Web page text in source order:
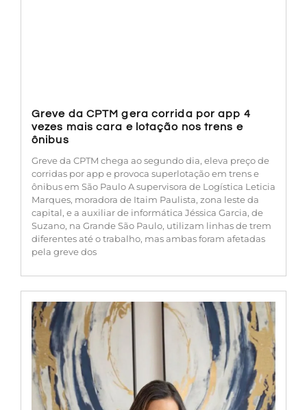
Greve da CPTM gera corrida por app 4
vezes mais cara e lotação nos trens e
ônibus
Greve da CPTM chega ao segundo dia, eleva preço de
corridas por app e provoca superlotação em trens e
ônibus em São Paulo A supervisora de Logística Leticia
Marques, moradora de Itaim Paulista, zona leste da
capital, e a auxiliar de informática Jéssica Garcia, de
Suzano, na Grande São Paulo, utilizam linhas de trem
diferentes até o trabalho, mas ambas foram afetadas
pela greve dos